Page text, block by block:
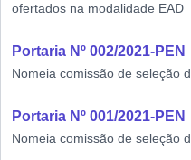
ofertados na modalidade EAD
Portaria Nº 002/2021-PEN
Nomeia comissão de seleção
Portaria Nº 001/2021-PEN
Nomeia comissão de seleção